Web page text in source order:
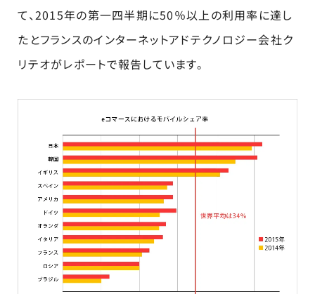
て、2015年の第一四半期に50％以上の利用率に達し
たとフランスのインターネットアドテクノロジー会社ク
リテオがレポートで報告しています。